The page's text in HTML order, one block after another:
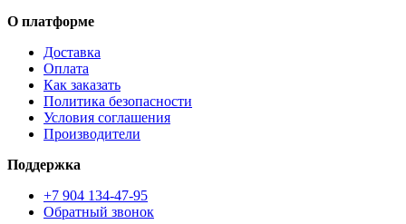
О платформе
Доставка
Оплата
Как заказать
Политика безопасности
Условия соглашения
Производители
Поддержка
+7 904 134-47-95
Обратный звонок